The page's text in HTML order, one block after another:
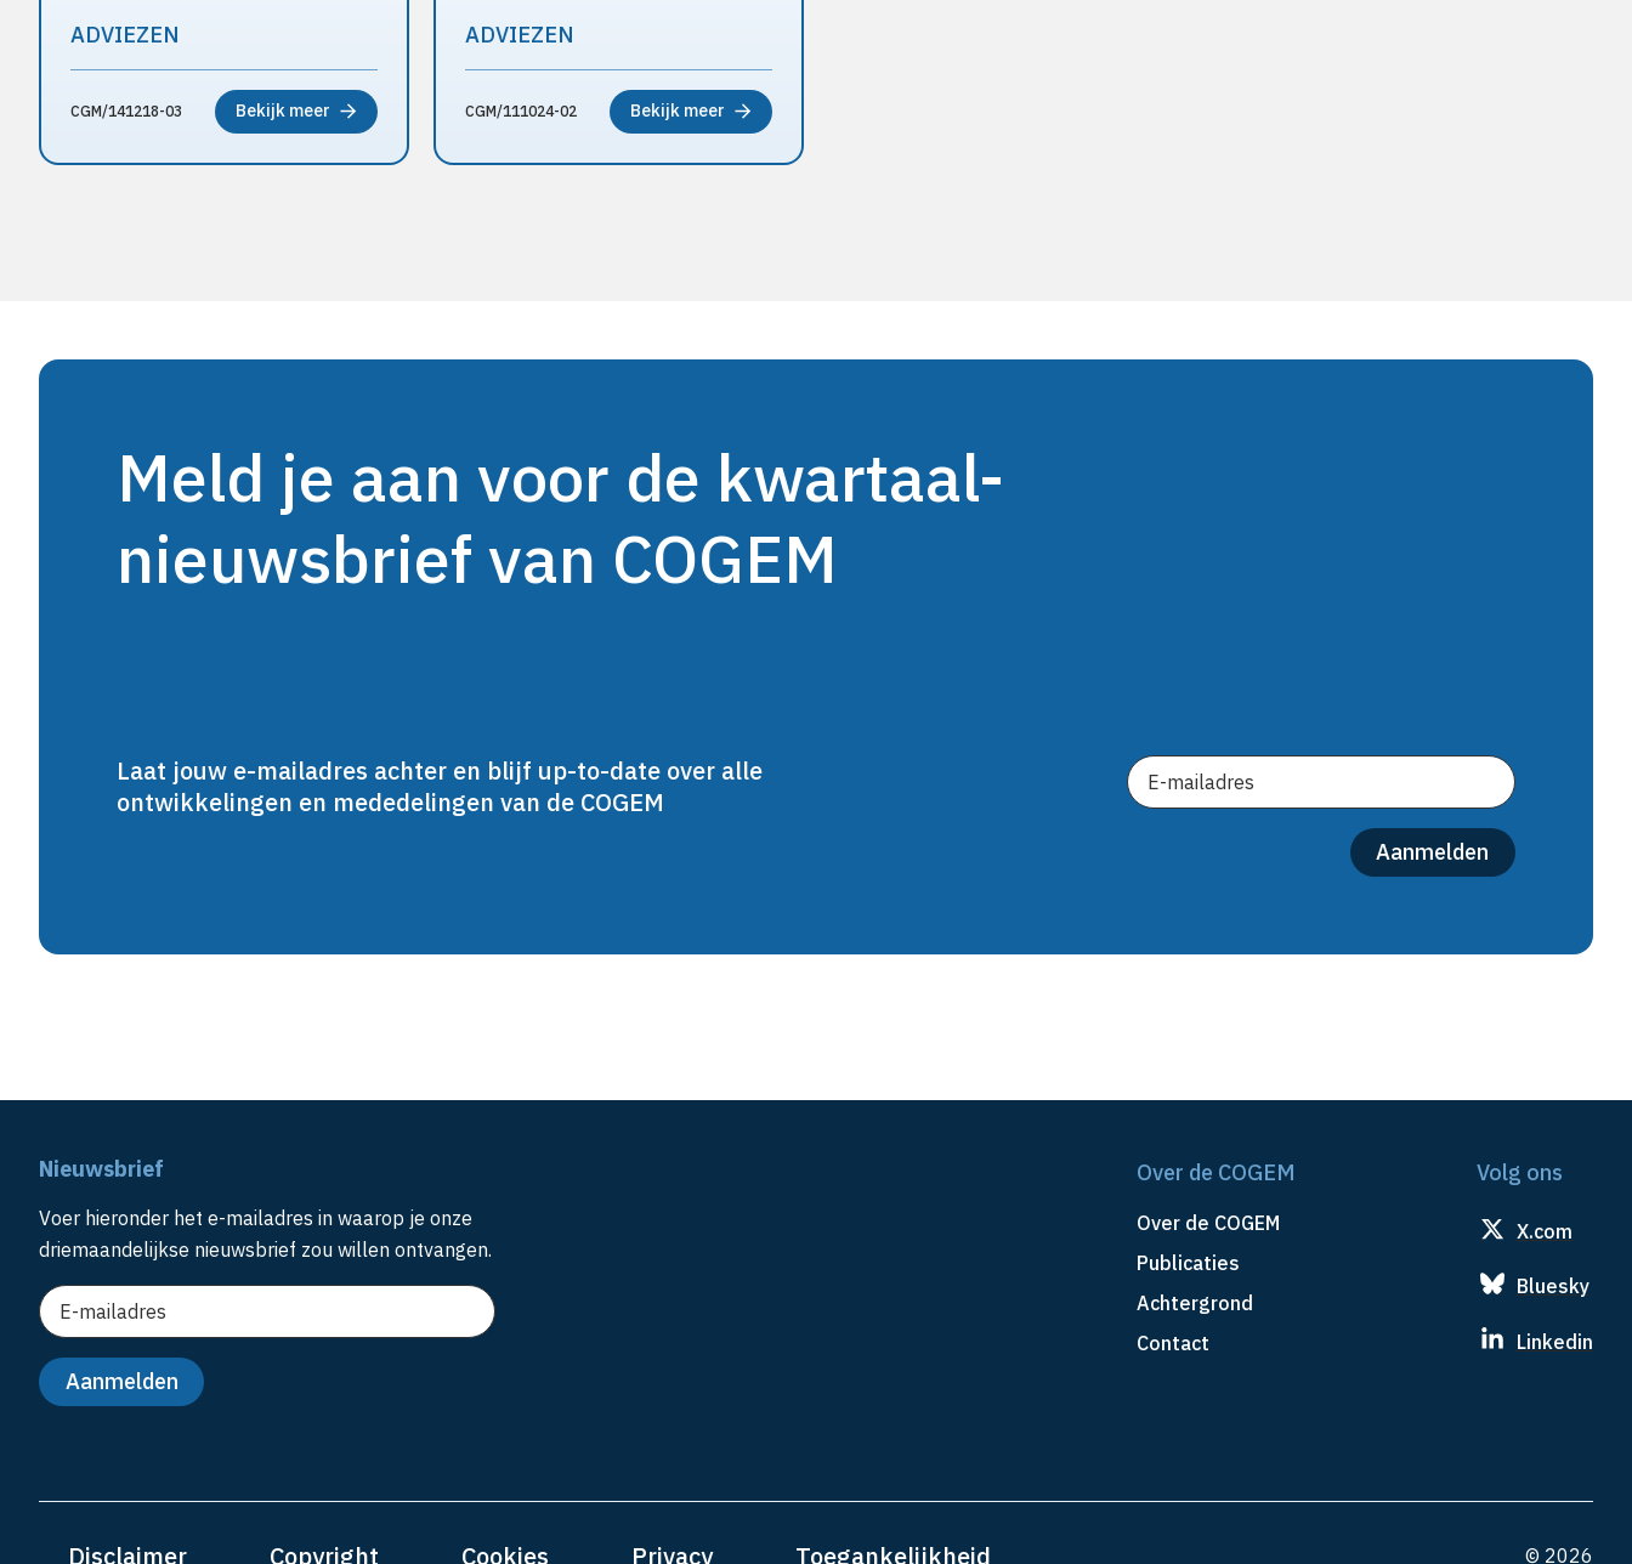
ADVIEZEN
CGM/141218-03 Bekijk meer
ADVIEZEN
CGM/111024-02 Bekijk meer
Meld je aan voor de kwartaal-
nieuwsbrief van COGEM
Laat jouw e-mailadres achter en blijf up-to-date over alle
ontwikkelingen en mededelingen van de COGEM
Nieuwsbrief
Voer hieronder het e-mailadres in waarop je onze
driemaandelijkse nieuwsbrief zou willen ontvangen.
Over de COGEM
Over de COGEM
Publicaties
Achtergrond
Contact
Volg ons
X.com
Bluesky
Linkedin
Disclaimer Copyright Cookies Privacy Toegankelijkheid © 2026